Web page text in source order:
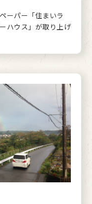
ーパー「住まいラ
ハウス」が取り上げ